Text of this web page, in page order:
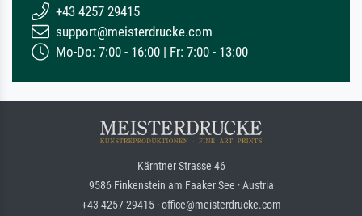
+43 4257 29415
support@meisterdrucke.com
Mo-Do: 7:00 - 16:00 | Fr: 7:00 - 13:00
Kärntner Strasse 46
9586 Finkenstein am Faaker See · Austria
+43 4257 29415 · office@meisterdrucke.com